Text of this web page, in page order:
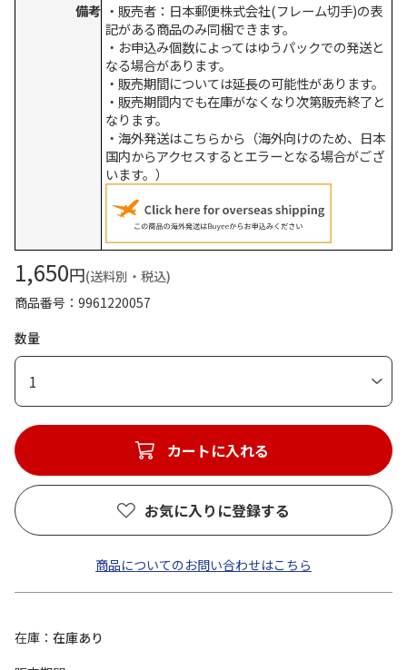
備考 ・販売者：日本郵便株式会社(フレーム切手)の表
記がある商品のみ同梱できます。
・お申込み個数によってはゆうパックでの発送と
なる場合があります。
・販売期間については延長の可能性があります。
・販売期間内でも在庫がなくなり次第販売終了と
なります。
・海外発送はこちらから（海外向けのため、日本
国内からアクセスするとエラーとなる場合がござ
います。）
1,650円(送料別・税込)
商品番号
9961220057
数量
1
カートに入れる
お気に入りに登録する
商品についてのお問い合わせはこちら
在庫
在庫あり